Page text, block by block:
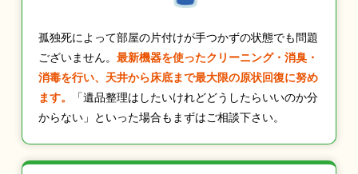
孤独死によって部屋の片付けが手つかずの状態でも問題
ございません。 最新機器を使ったクリーニング・消臭・
消毒を行い、天井から床底まで最大限の原状回復に努め
ます。
「遺品整理はしたいけれどどうしたらいいのか分
からない」といった場合もまずはご相談下さい。